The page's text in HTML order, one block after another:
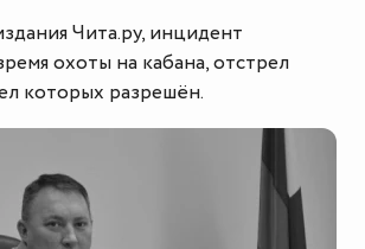
Чита.ру, инцидент
охоты на кабана, отстрел
которых разрешён.